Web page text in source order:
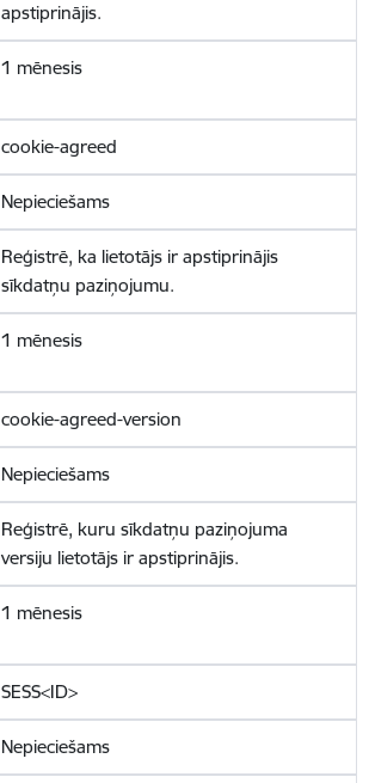
apstiprinājis.
1 mēnesis
cookie-agreed
Nepieciešams
Reģistrē, ka lietotājs ir apstiprinājis
sīkdatņu paziņojumu.
1 mēnesis
cookie-agreed-version
Nepieciešams
Reģistrē, kuru sīkdatņu paziņojuma
versiju lietotājs ir apstiprinājis.
1 mēnesis
SESS<ID>
Nepieciešams